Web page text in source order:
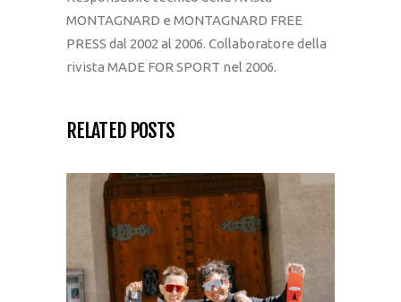
MONTAGNARD e MONTAGNARD FREE
PRESS dal 2002 al 2006. Collaboratore della
rivista MADE FOR SPORT nel 2006.
RELATED POSTS